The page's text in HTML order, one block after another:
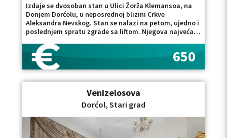
Izdaje se dvosoban stan u Ulici Žorža Klemansoa, na
Donjem Dorćolu, u neposrednoj blizini Crkve
Aleksandra Nevskog. Stan se nalazi na petom, ujedno i
poslednjem spratu zgrade sa liftom. Njegova najveća
natkrivenim i zatvorenim delom koji predstavlja
dodatni funkcionalni prostor tokom cele godine. Stan
se sastoji od dnevnog boravka sa trpezarijom,
odvojene kuhinje, spavaće sobe sa otvorenim
pogledom i kupatila. Kuhinja i kupatilo opremljeni su
kompletnom belom tehnikom, dok se u dnevnom
boravku i spavaćoj sobi nalaze veliki ugradni ormari
koji pružaju dosta prostora za odlaganje. Stan se
izdaje na duži vremenski period, uz minimalno trajanje
zakupa od 12 meseci i obavezan depozit u visini jedne
mesečne zakupnine. Uknjižen je na 84m2, izdaje se
650
Venizelosova
Dorćol, Stari grad